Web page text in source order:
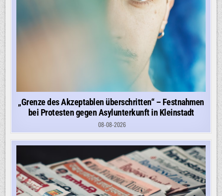
„Grenze des Akzeptablen überschritten“ – Festnahmen
bei Protesten gegen Asylunterkunft in Kleinstadt
08-08-2026